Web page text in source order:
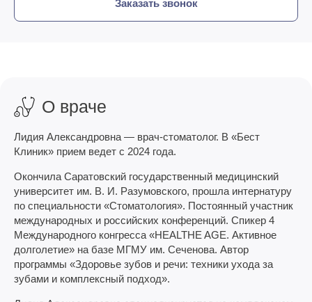
Заказать звонок
О враче
Лидия Александровна — врач-стоматолог. В «Бест
Клиник» прием ведет с 2024 года.
Окончила Саратовский государственный медицинский
университет им. В. И. Разумовского, прошла интернатуру
по специальности «Стоматология». Постоянный участник
международных и российских конференций. Спикер 4
Международного конгресса «HEALTHE AGE. Активное
долголетие» на базе МГМУ им. Сеченова. Автор
программы «Здоровье зубов и речи: техники ухода за
зубами и комплексный подход».